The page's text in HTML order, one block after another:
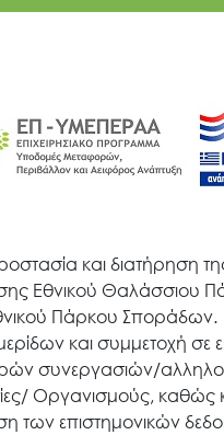
και διατήρηση
Εθνικού Θαλάσσιου
Πάρκου Σποράδων.
και συμμετοχή σε
συνεργασιών/
Οργανισμούς, καθώς
των επιστημονικών